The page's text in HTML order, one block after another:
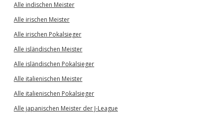
Alle indischen Meister
Alle irischen Meister
Alle irischen Pokalsieger
Alle isländischen Meister
Alle isländischen Pokalsieger
Alle italienischen Meister
Alle italienischen Pokalsieger
Alle japanischen Meister der J-League